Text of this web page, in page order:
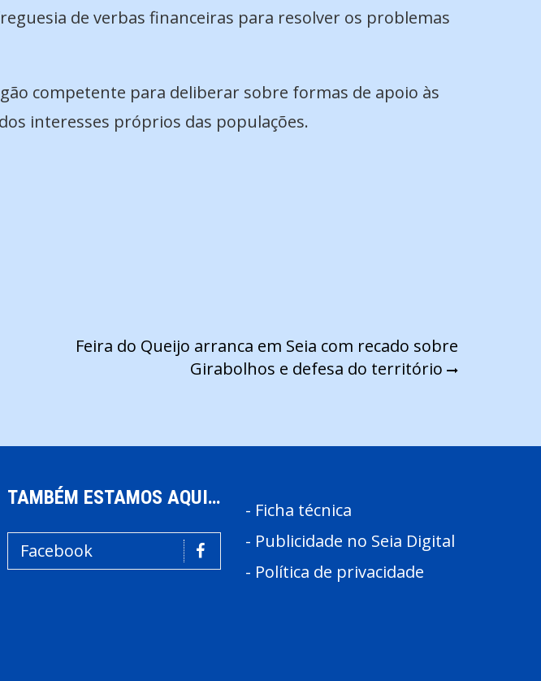
de verbas financeiras para resolver os problemas
competente para deliberar sobre formas de apoio às
interesses próprios das populações.
Feira do Queijo arranca em Seia com recado sobre
Girabolhos e defesa do território
TAMBÉM ESTAMOS AQUI…
Facebook
- Ficha técnica
- Publicidade no Seia Digital
- Política de privacidade